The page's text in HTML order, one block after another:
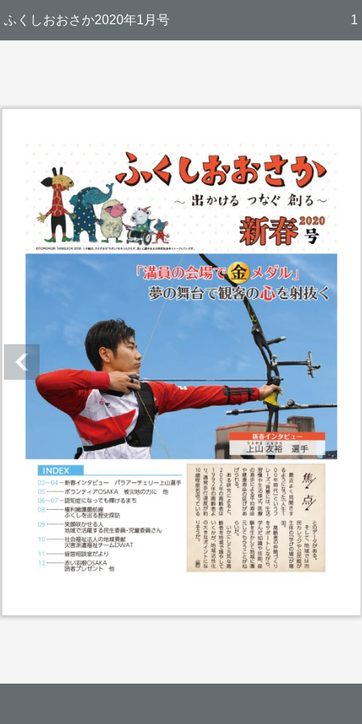
ふくしおおさか2020年1月号 1